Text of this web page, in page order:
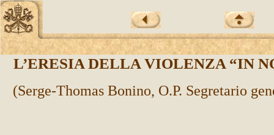
L’ERESIA DELLA VIOLENZA “IN
(Serge-Thomas Bonino, O.P. Segretario